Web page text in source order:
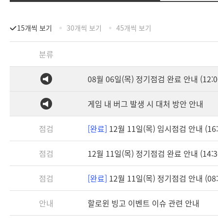
15개씩 보기 30개씩 보기 45개씩 보기
분류
08월 06일(목) 정기점검 완료 안내
게임 내 버그 발생 시 대처 방안 안내
점검 [완료] 12월 11일(목) 임시점검 안내
점검 12월 11일(목) 정기점검 완료 안내
점검 [완료] 12월 11일(목) 정기점검 안내
안내 할로윈 빙고 이벤트 이슈 관련 안내